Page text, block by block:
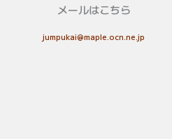
メールはこちら
jumpukai@maple.ocn.ne.jp